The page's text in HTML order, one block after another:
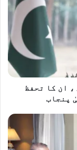
ان کا تحفظ
پنجاب